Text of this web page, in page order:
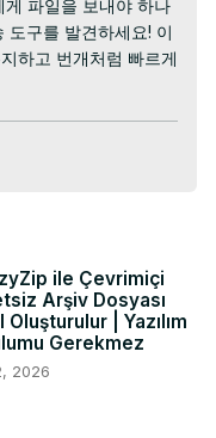
파일을 보내야 하나
구를 발견하세요! 이
하고 번개처럼 빠르게
하여 즉시 파일을 공
ZIP 아카이브로 압축
ezy.zip/ABCDE")를
브라우저 탭을 열어
저 간 직접 전송으로
ile Çevrimiçi
Arşiv Dosyası
Oluşturulur | Yazılım
Gerekmez
2026